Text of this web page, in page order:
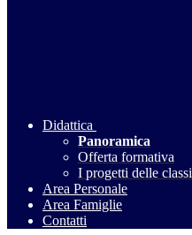
Didattica
Panoramica
Offerta formativa
I progetti delle classi
Area Personale
Area Famiglie
Contatti